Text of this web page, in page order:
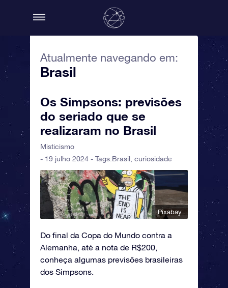
Atualmente navegando em:
Brasil
Os Simpsons: previsões
do seriado que se
realizaram no Brasil
Misticismo
- 19 julho 2024 - Tags:Brasil curiosidade
Pixabay
Do final da Copa do Mundo contra a
Alemanha, até a nota de R$200,
conheça algumas previsões brasileiras
dos Simpsons.